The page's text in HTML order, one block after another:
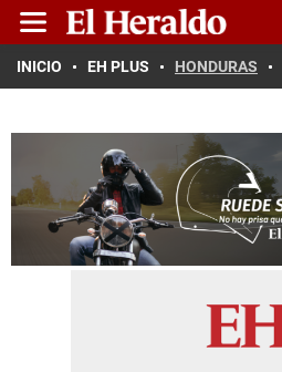
INICIO EH PLUS HONDURAS